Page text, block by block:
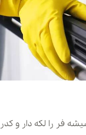
فر را لکه دار و کدر